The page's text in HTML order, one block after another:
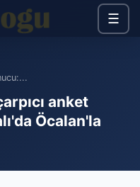
☰
anket
Öcalan'la